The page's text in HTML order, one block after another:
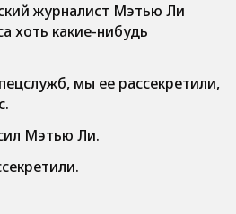
журналист Мэтью Ли
хоть какие-нибудь
мы ее рассекретили,
Мэтью Ли.